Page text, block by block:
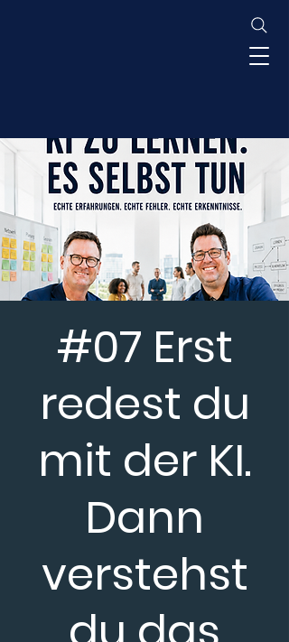
#07 Erst
redest du
mit der KI.
Dann
verstehst